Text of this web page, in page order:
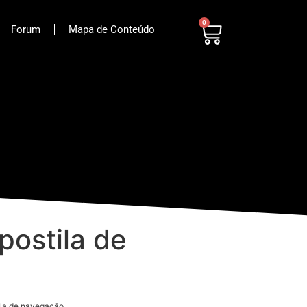
Forum Mapa de Conteúdo
0
de